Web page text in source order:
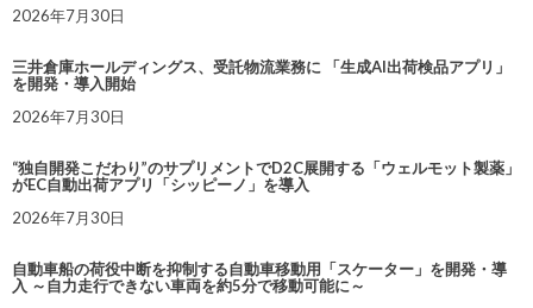
2026年7月30日
三井倉庫ホールディングス、受託物流業務に 「生成AI出荷検品アプリ」
を開発・導入開始
2026年7月30日
“独自開発こだわり”のサプリメントでD2C展開する「ウェルモット製薬」
がEC自動出荷アプリ「シッピーノ」を導入
2026年7月30日
自動車船の荷役中断を抑制する自動車移動用「スケーター」を開発・導
入 ～自力走行できない車両を約5分で移動可能に～